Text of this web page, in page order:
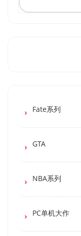
Fate系列
GTA
NBA系列
PC单机大作